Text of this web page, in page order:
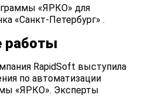
«ЯРКО» для
«Санкт-Петербург» .
работы
RapidSoft выступила
по автоматизации
«ЯРКО». Эксперты